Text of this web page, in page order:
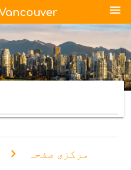
menu
مرکزی صفحہ